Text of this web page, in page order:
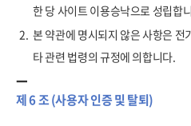
한 당 사이트 이용승낙으로 성립합
2. 본 약관에 명시되지 않은 사항은
타 관련 법령의 규정에 의합니다.
제 6 조 (사용자 인증 및 탈퇴)